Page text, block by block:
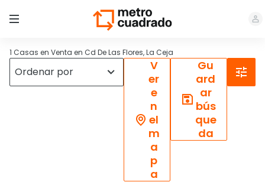
1 Casas en Venta en Cd De Las Flores, La Ceja
V
er
e
n
el
m
a
p
a
Gu
ard
ar
bús
que
da